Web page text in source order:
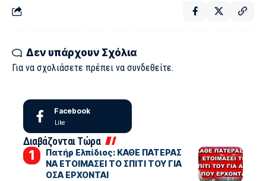
Δεν υπάρχουν Σχόλια
Για να σχολιάσετε πρέπει να συνδεθείτε.
Facebook
Like
Διαβάζονται Τώρα
Πατήρ Ελπίδιος: ΚΑΘΕ ΠΑΤΕΡΑΣ
ΝΑ ΕΤΟΙΜΑΣΕΙ ΤΟ ΣΠΙΤΙ ΤΟΥ ΓΙΑ
ΟΣΑ ΕΡΧΟΝΤΑΙ